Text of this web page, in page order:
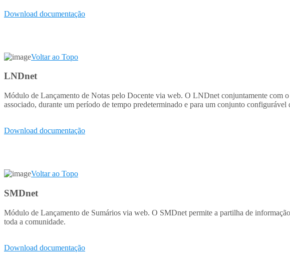
Download documentação
Voltar ao Topo
LNDnet
Módulo de Lançamento de Notas pelo Docente via web. O LNDnet conjuntamente com
associado, durante um período de tempo predeterminado e para um conjunto configurável
Download documentação
Voltar ao Topo
SMDnet
Módulo de Lançamento de Sumários via web. O SMDnet permite a partilha de
toda a comunidade.
Download documentação